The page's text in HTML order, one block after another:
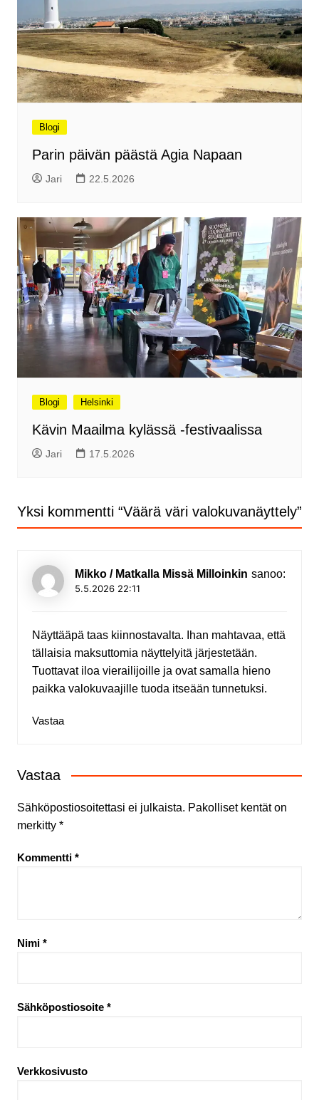
Blogi
Parin päivän päästä Agia Napaan
Jari 22.5.2026
Blogi Helsinki
Kävin Maailma kylässä -festivaalissa
Jari 17.5.2026
Yksi kommentti “Väärä väri valokuvanäyttely”
Mikko / Matkalla Missä Milloinkin sanoo:
5.5.2026 22:11
Näyttääpä taas kiinnostavalta. Ihan mahtavaa, että
tällaisia maksuttomia näyttelyitä järjestetään.
Tuottavat iloa vierailijoille ja ovat samalla hieno
paikka valokuvaajille tuoda itseään tunnetuksi.
Vastaa
Vastaa
Sähköpostiosoitettasi ei julkaista. Pakolliset kentät on
merkitty *
Kommentti *
Nimi *
Sähköpostiosoite *
Verkkosivusto